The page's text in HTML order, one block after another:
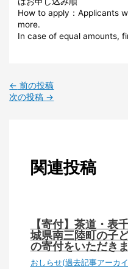
How to apply：Applicants
more.
In case of equal amounts,
← 前の投稿
次の投稿 →
関連投稿
【寄付】茶道・表
城県南三陸町の子
の寄付をいただき
おしらせ(過去記事アーカ